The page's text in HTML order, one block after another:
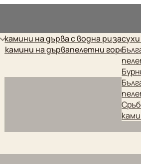
камини на дърва с водна риза
камини на дървапелетни горелки